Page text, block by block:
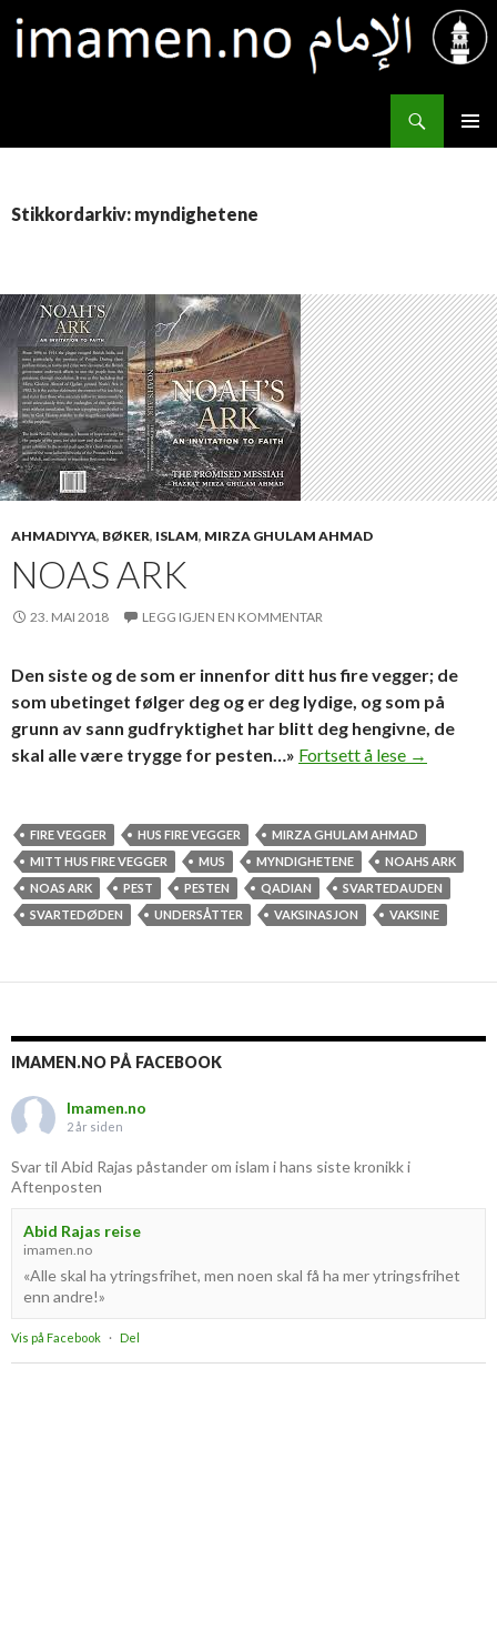
Stikkordarkiv: myndighetene
AHMADIYYA, BØKER, ISLAM, MIRZA GHULAM AHMAD
NOAS ARK
23. MAI 2018 LEGG IGJEN EN KOMMENTAR
Den siste og de som er innenfor ditt hus fire vegger; de
som ubetinget følger deg og er deg lydige, og som på
grunn av sann gudfryktighet har blitt deg hengivne, de
skal alle være trygge for pesten…» Fortsett å lese Noas ark
→
FIRE VEGGER HUS FIRE VEGGER
MIRZA GHULAM AHMAD
MITT HUS FIRE VEGGER
MUS MYNDIGHETENE
NOAHS ARK
NOAS ARK
PEST PESTEN QADIAN
SVARTEDAUDEN
SVARTEDØDEN
UNDERSÅTTER VAKSINASJON VAKSINE
IMAMEN.NO PÅ FACEBOOK
Imamen.no
2 år siden
Svar til Abid Rajas påstander om islam i hans siste kronikk i
Aftenposten
Abid Rajas reise
imamen.no
«Alle skal ha ytringsfrihet, men noen skal få ha mer ytringsfrihet
enn andre!»
Vis på Facebook · Del